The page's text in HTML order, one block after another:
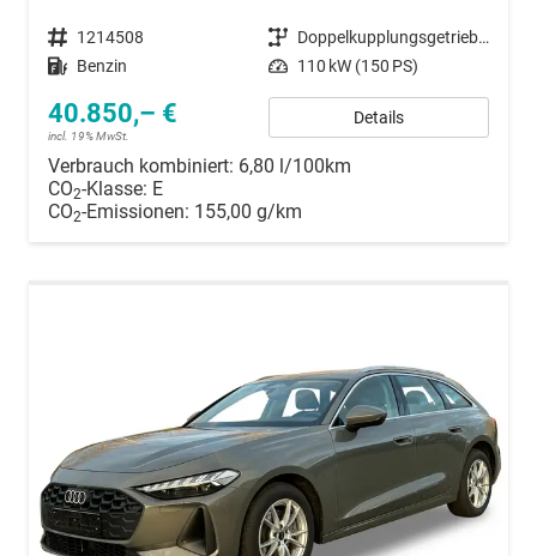
Fahrzeugnummer 1214508 Getriebe
Doppelkupplungsgetriebe (DSG)
Kraftstoff Benzin Leistung 110 kW (150 PS)
40.850,– €
incl. 19% MwSt.
Details
Verbrauch kombiniert: 6,80 l/100km
CO2-Klasse: E
CO2-Emissionen: 155,00 g/km